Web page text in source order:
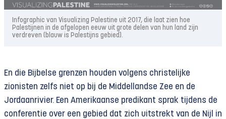
Infographic van Visualizing Palestine uit 2017, die laat zien hoe
Palestijnen in de afgelopen eeuw uit grote delen van hun land zijn
verdreven (blauw is Palestijns gebied).
En die Bijbelse grenzen houden volgens christelijke
zionisten zelfs niet op bij de Middellandse Zee en de
Jordaanrivier. Een Amerikaanse predikant sprak tijdens de
conferentie over een gebied dat zich uitstrekt van de Nijl in